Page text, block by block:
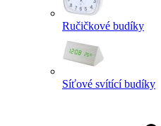
Ručičkové budíky
Síťové svítící budíky